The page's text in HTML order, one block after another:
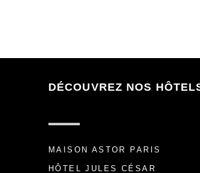
DÉCOUVREZ NOS
MAISON ASTOR PARIS
HÔTEL JULES CÉSAR